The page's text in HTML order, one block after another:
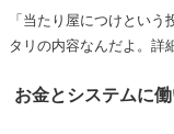
「当たり屋につけとい
タリの内容なんだよ。詳
お金とシステムに